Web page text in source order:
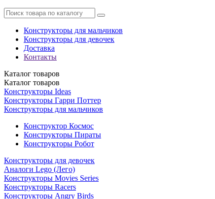
Конструкторы для мальчиков
Конструкторы для девочек
Доставка
Контакты
Каталог товаров
Каталог товаров
Конструкторы Ideas
Конструкторы Гарри Поттер
Конструкторы для мальчиков
Конструктор Космос
Конструкторы Пираты
Конструкторы Робот
Конструкторы для девочек
Аналоги Lego (Лего)
Конструкторы Movies Series
Конструкторы Racers
Конструкторы Angry Birds